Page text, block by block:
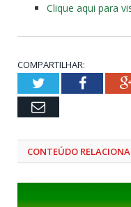
Clique aqui para
COMPARTILHAR:
Twitter
Email
CONTEÚDO